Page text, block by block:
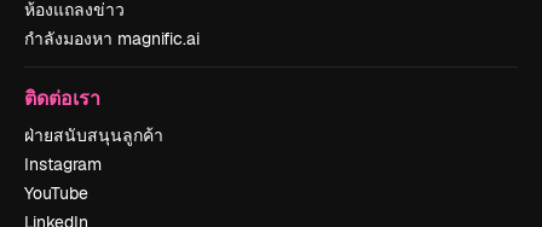
ห้องแถลงข่าว
กำลังมองหา magnific.ai
ติดต่อเรา
ฝ่ายสนับสนุนลูกค้า
Instagram
YouTube
LinkedIn